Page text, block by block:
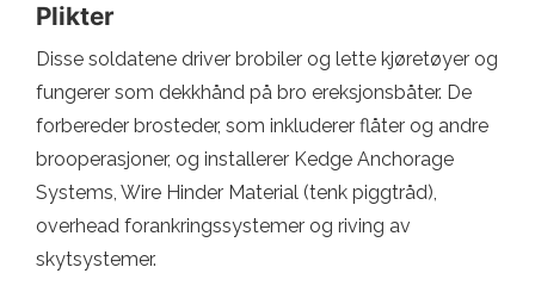
Plikter
Disse soldatene driver brobiler og lette kjøretøyer og
fungerer som dekkhånd på bro ereksjonsbåter. De
forbereder brosteder, som inkluderer flåter og andre
brooperasjoner, og installerer Kedge Anchorage
Systems, Wire Hinder Material (tenk piggtråd),
overhead forankringssystemer og riving av
skytsystemer.